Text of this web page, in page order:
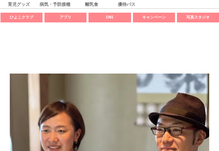
育児グッズ 病気・予防接種 離乳食 優待パス
ひよこクラブ アプリ SNS キャンペーン 写真スタジオ